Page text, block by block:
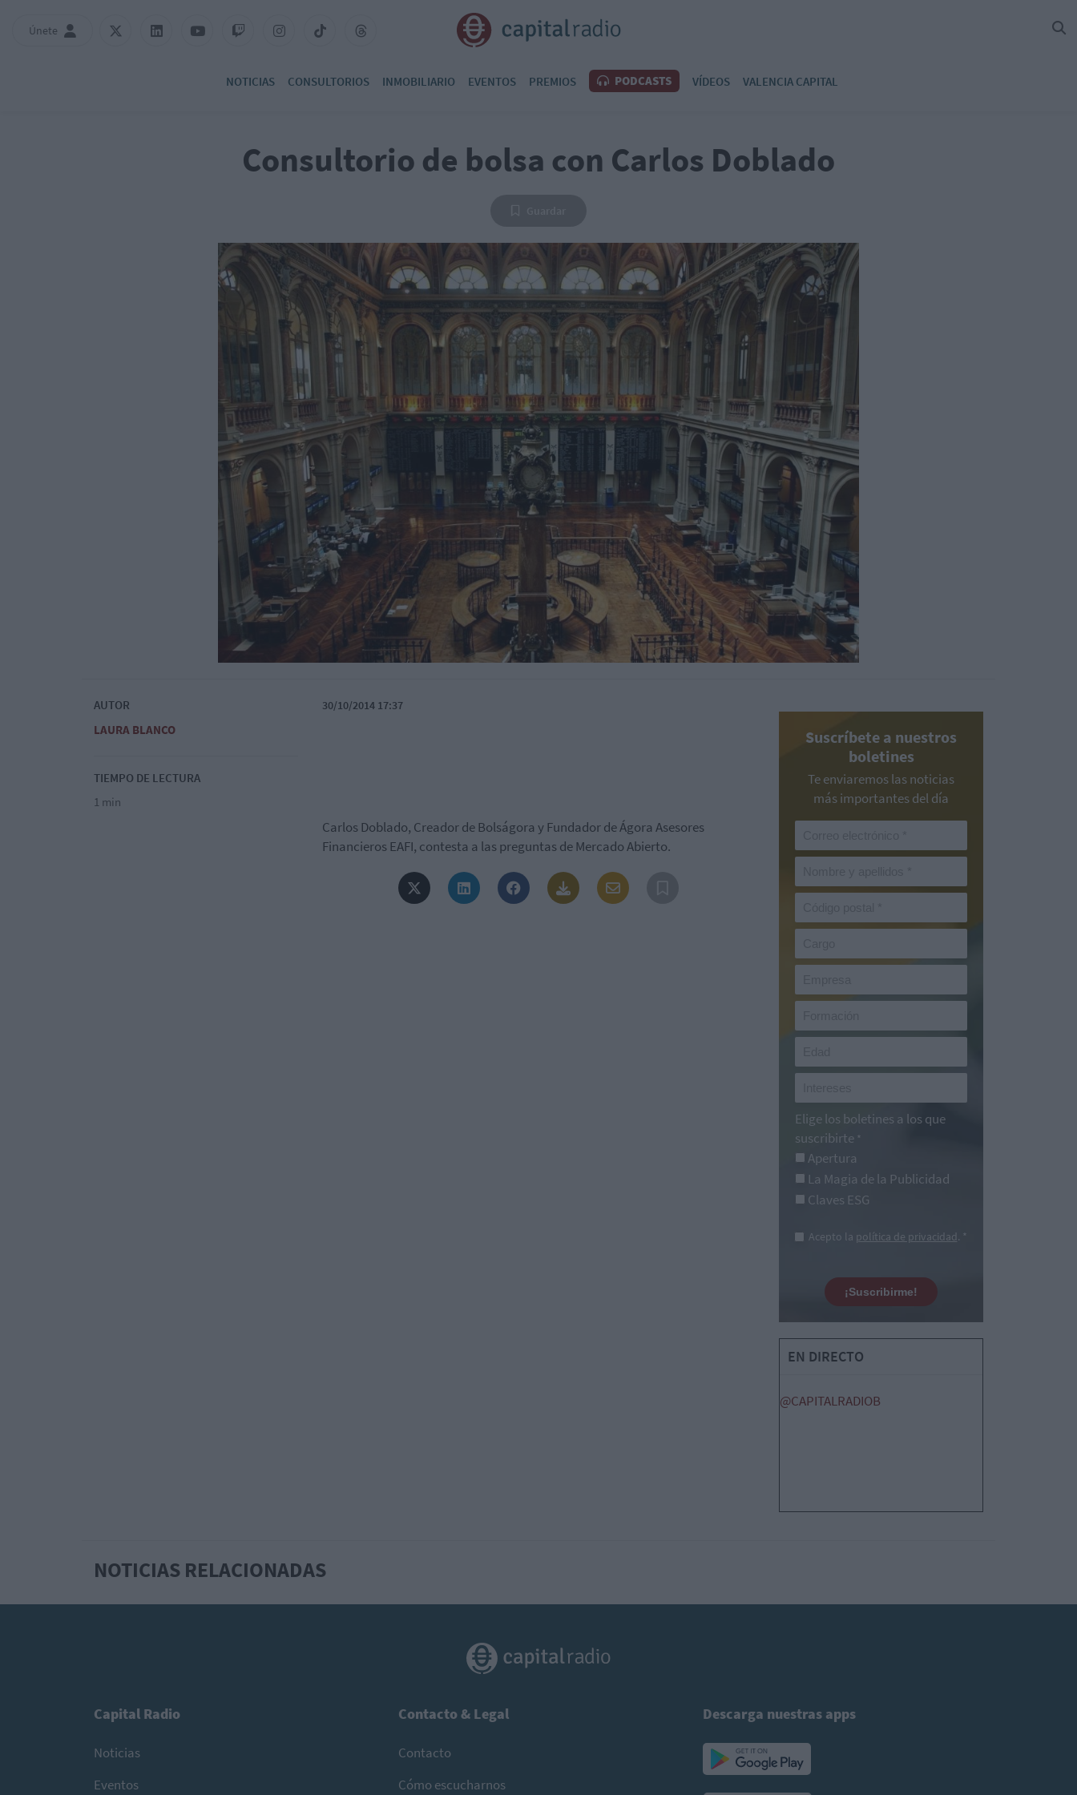
Únete
NOTICIAS CONSULTORIOS INMOBILIARIO EVENTOS PREMIOS PODCASTS VÍDEOS VALENCIA CAPITAL
Consultorio de bolsa con Carlos Doblado
AUTOR
LAURA BLANCO
TIEMPO DE LECTURA
1 min
30/10/2014 17:37
Carlos Doblado, Creador de Bolságora y Fundador de Ágora Asesores
Financieros EAFI, contesta a las preguntas de Mercado Abierto.
Suscríbete a nuestros
boletines
Te enviaremos las noticias
más importantes del día
Elige los boletines a los que
suscribirte *
Apertura
La Magia de la Publicidad
Claves ESG
Acepto la política de privacidad. *
¡Suscribirme!
EN DIRECTO
@CAPITALRADIOB
NOTICIAS RELACIONADAS
Capital Radio
Noticias
Eventos
Contacto & Legal
Contacto
Cómo escucharnos
Descarga nuestras apps